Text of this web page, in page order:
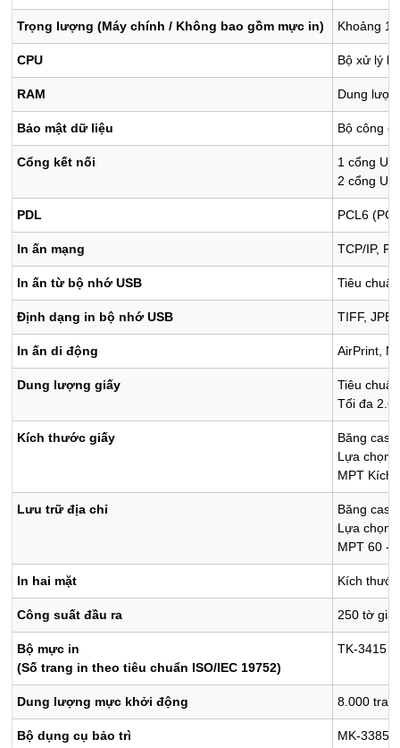
Trọng lượng (Máy chính / Không bao gồm mực in) Khoảng
CPU Bộ xử lý
RAM Dung
Bảo mật dữ liệu Bộ công
Cổng kết nối
1 cổng
2 cổng
PDL PCL6
In ấn mạng TCP/IP,
In ấn từ bộ nhớ USB Tiêu chuẩn
Định dạng in bộ nhớ USB TIFF,
In ấn di động AirPrint,
Dung lượng giấy
Tiêu chuẩn
Tối đa
Kích thước giấy
Băng
Lựa chọn
MPT Kích
Lưu trữ địa chỉ
Băng
Lựa chọn
MPT 60 -
In hai mặt Kích
Công suất đầu ra 250 tờ
Bộ mực in
(Số trang in theo tiêu chuẩn ISO/IEC 19752)
TK-3415
Dung lượng mực khởi động 8.000
Bộ dụng cụ bảo trì MK-3385